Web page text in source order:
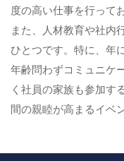
度の高い仕事を行って
また、人材教育や社内
ひとつです。特に、年
年齢問わずコミュニケ
く社員の家族も参加す
間の親睦が高まるイベ